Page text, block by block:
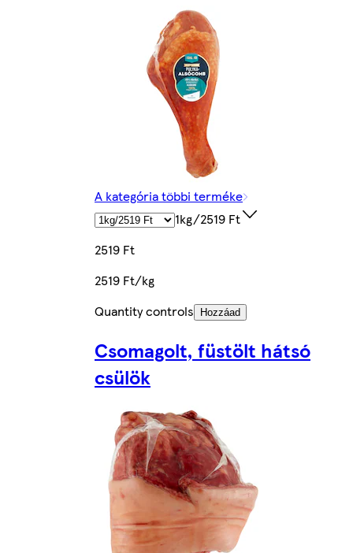
A kategória többi terméke
1kg/2519 Ft
2519 Ft
2519 Ft/kg
Quantity controls
Hozzáad
Csomagolt, füstölt hátsó
csülök